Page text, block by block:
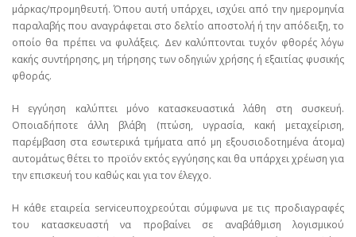
μάρκας/προμηθευτή. Όπου αυτή υπάρχει, ισχύει από την ημερομηνία
παραλαβής που αναγράφεται στο δελτίο αποστολή ή την απόδειξη, το
οποίο θα πρέπει να φυλάξεις. Δεν καλύπτονται τυχόν φθορές λόγω
κακής συντήρησης, μη τήρησης των οδηγιών χρήσης ή εξαιτίας φυσικής
φθοράς.
Η εγγύηση καλύπτει μόνο κατασκευαστικά λάθη στη συσκευή.
Οποιαδήποτε άλλη βλάβη (πτώση, υγρασία, κακή μεταχείριση,
παρέμβαση στα εσωτερικά τμήματα από μη εξουσιοδοτημένα άτομα)
αυτομάτως θέτει το προϊόν εκτός εγγύησης και θα υπάρχει χρέωση για
την επισκευή του καθώς και για τον έλεγχο.
Η κάθε εταιρεία serviceυποχρεούται σύμφωνα με τις προδιαγραφές
του κατασκευαστή να προβαίνει σε αναβάθμιση λογισμικού